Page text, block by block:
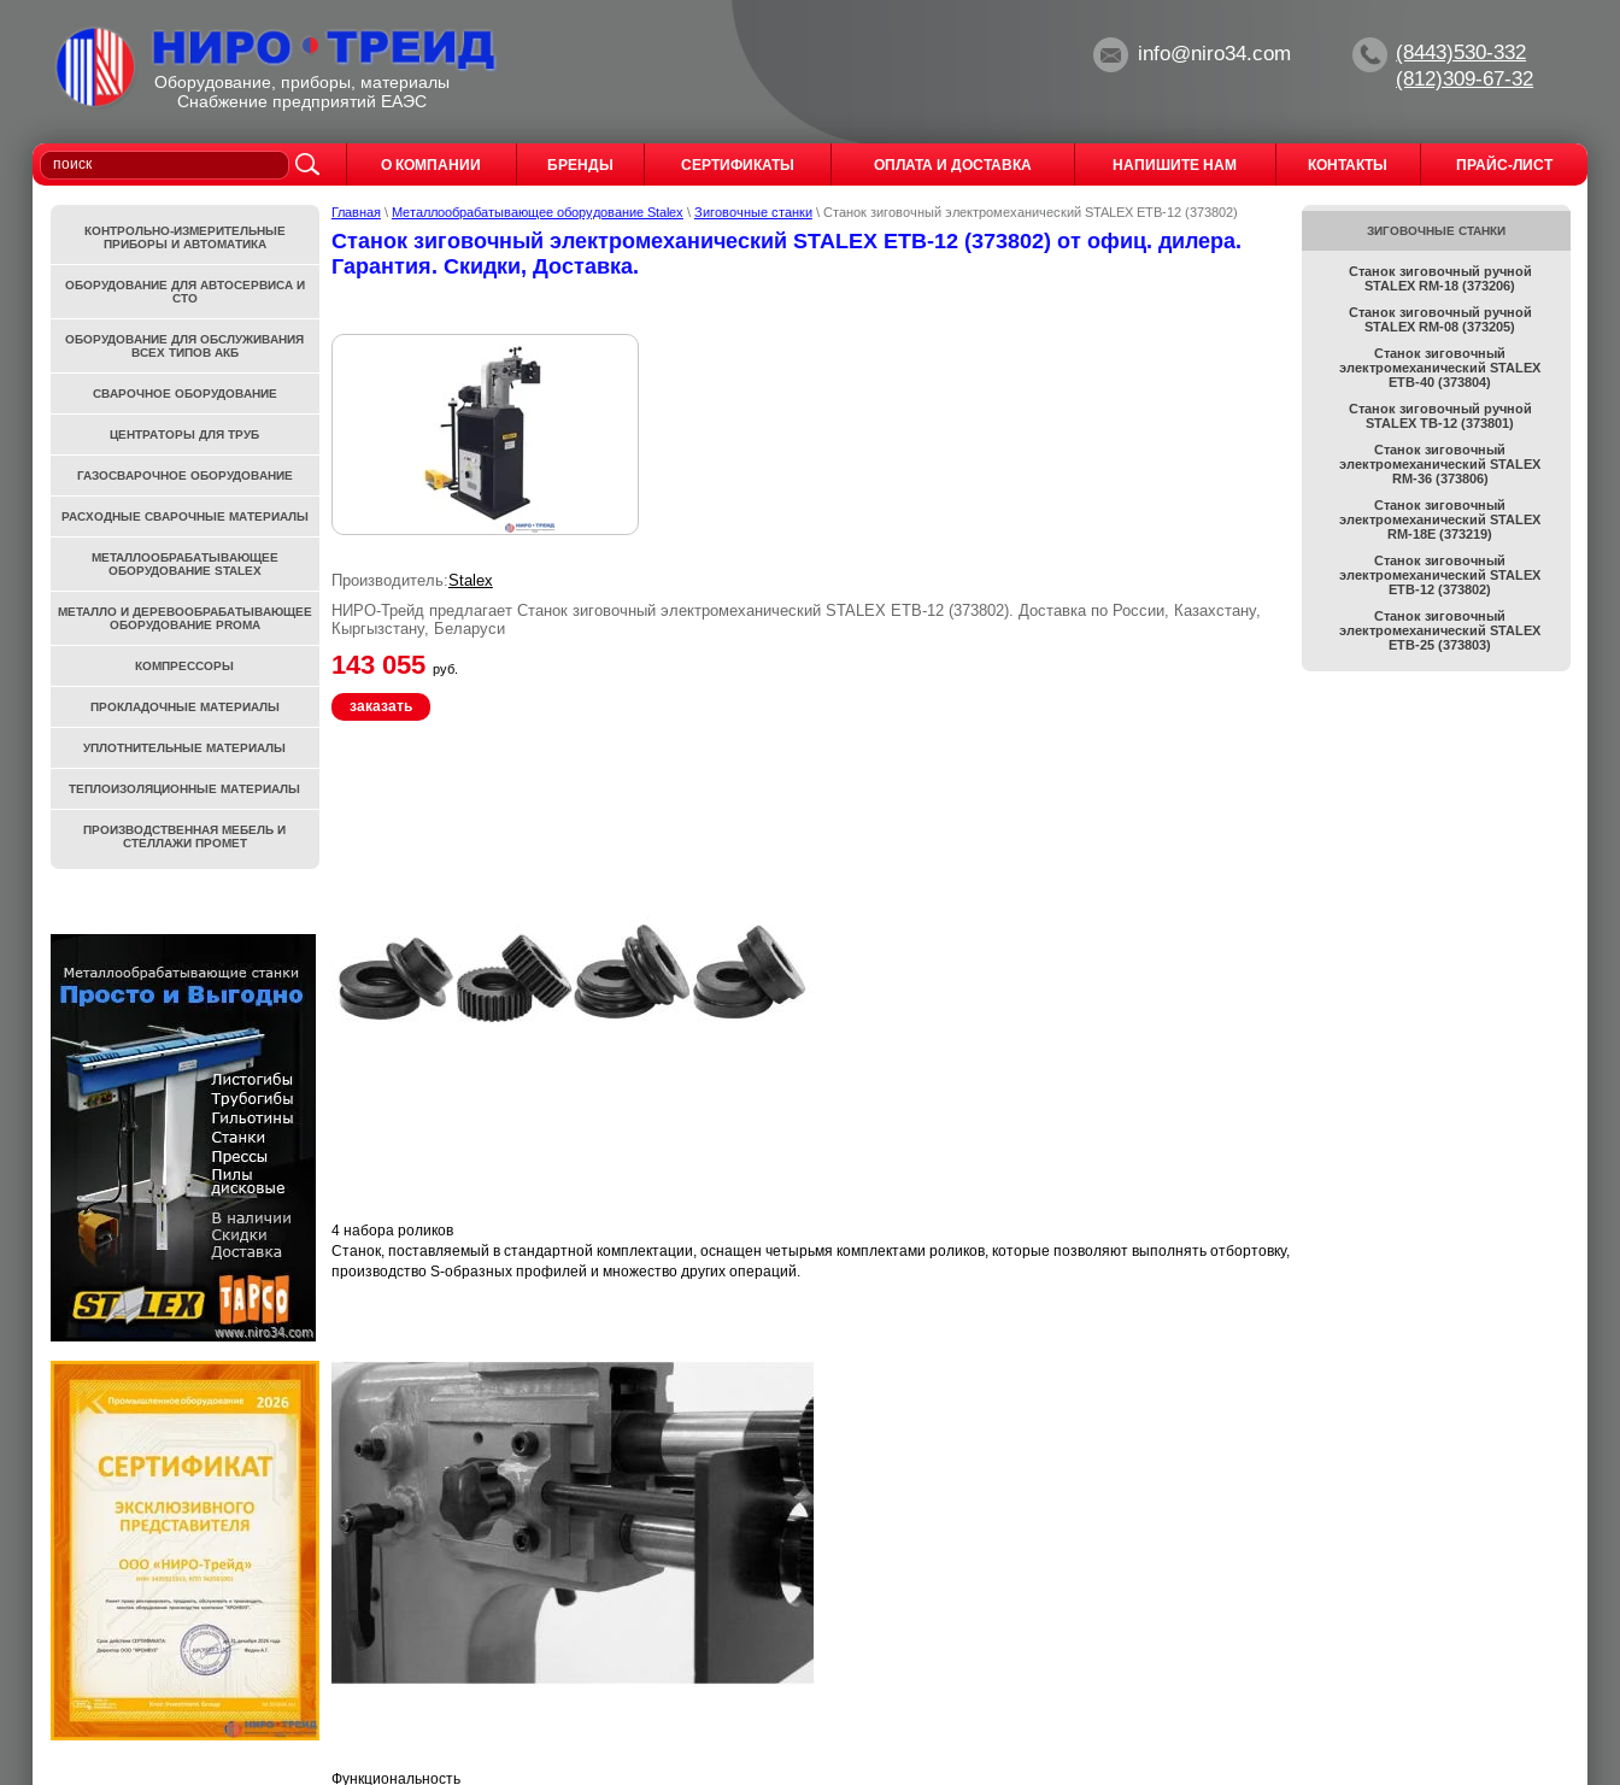
Оборудование, приборы, материалы
Cнабжение предприятий ЕАЭС
(8443)530-332
(812)309-67-32
info@niro34.com
О КОМПАНИИ БРЕНДЫ СЕРТИФИКАТЫ ОПЛАТА И ДОСТАВКА НАПИШИТЕ НАМ КОНТАКТЫ ПРАЙС-ЛИСТ
Главная\ Металлообрабатывающее оборудование Stalex \ Зиговочные станки\ Станок зиговочный электромеханический STALEX ETB-12 (373802)
Станок зиговочный электромеханический STALEX ETB-12 (373802) от офиц. дилера.
Гарантия. Скидки, Доставка.
Производитель:Stalex
НИРО-Трейд предлагает Станок зиговочный электромеханический STALEX ETB-12 (373802). Доставка по России, Казахстану,
Кыргызстану, Беларуси
143 055 руб.
заказать
4 набора роликов
Станок, поставляемый в стандартной комплектации, оснащен четырьмя комплектами роликов, которые позволяют выполнять отбортовку,
производство S-образных профилей и множество других операций.
Функциональность
КОНТРОЛЬНО-ИЗМЕРИТЕЛЬНЫЕ
ПРИБОРЫ И АВТОМАТИКА
ОБОРУДОВАНИЕ ДЛЯ АВТОСЕРВИСА И
СТО
ОБОРУДОВАНИЕ ДЛЯ ОБСЛУЖИВАНИЯ
ВСЕХ ТИПОВ АКБ
СВАРОЧНОЕ ОБОРУДОВАНИЕ
ЦЕНТРАТОРЫ ДЛЯ ТРУБ
ГАЗОСВАРОЧНОЕ ОБОРУДОВАНИЕ
РАСХОДНЫЕ СВАРОЧНЫЕ МАТЕРИАЛЫ
МЕТАЛЛООБРАБАТЫВАЮЩЕЕ
ОБОРУДОВАНИЕ STALEX
МЕТАЛЛО И ДЕРЕВООБРАБАТЫВАЮЩЕЕ
ОБОРУДОВАНИЕ PROMA
КОМПРЕССОРЫ
ПРОКЛАДОЧНЫЕ МАТЕРИАЛЫ
УПЛОТНИТЕЛЬНЫЕ МАТЕРИАЛЫ
ТЕПЛОИЗОЛЯЦИОННЫЕ МАТЕРИАЛЫ
ПРОИЗВОДСТВЕННАЯ МЕБЕЛЬ И
СТЕЛЛАЖИ ПРОМЕТ
ЗИГОВОЧНЫЕ СТАНКИ
Станок зиговочный ручной
STALEX RM-18 (373206)
Станок зиговочный ручной
STALEX RM-08 (373205)
Станок зиговочный
электромеханический STALEX
ETB-40 (373804)
Станок зиговочный ручной
STALEX TB-12 (373801)
Станок зиговочный
электромеханический STALEX
RM-36 (373806)
Станок зиговочный
электромеханический STALEX
RM-18E (373219)
Станок зиговочный
электромеханический STALEX
ETB-12 (373802)
Станок зиговочный
электромеханический STALEX
ETB-25 (373803)